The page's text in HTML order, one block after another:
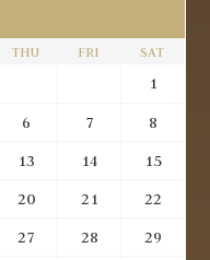
THU FRI SAT
1
6 7
8
13 14
15
20 21
22
27 28
29